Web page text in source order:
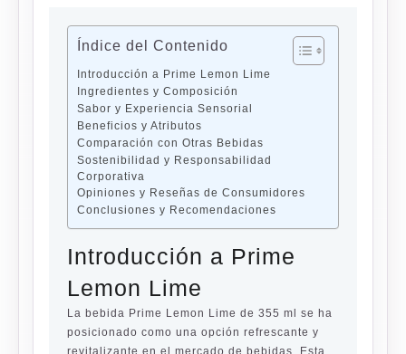
Índice del Contenido
Introducción a Prime Lemon Lime
Ingredientes y Composición
Sabor y Experiencia Sensorial
Beneficios y Atributos
Comparación con Otras Bebidas
Sostenibilidad y Responsabilidad
Corporativa
Opiniones y Reseñas de Consumidores
Conclusiones y Recomendaciones
Introducción a Prime
Lemon Lime
La bebida Prime Lemon Lime de 355 ml se ha
posicionado como una opción refrescante y
revitalizante en el mercado de bebidas. Esta